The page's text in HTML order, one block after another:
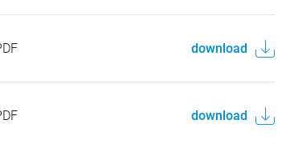
download
download